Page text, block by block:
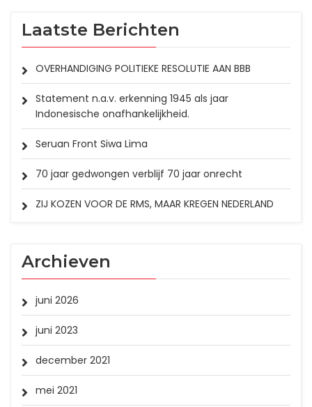
Laatste Berichten
OVERHANDIGING POLITIEKE RESOLUTIE AAN BBB
Statement n.a.v. erkenning 1945 als jaar
Indonesische onafhankelijkheid.
Seruan Front Siwa Lima
70 jaar gedwongen verblijf 70 jaar onrecht
ZIJ KOZEN VOOR DE RMS, MAAR KREGEN NEDERLAND
Archieven
juni 2026
juni 2023
december 2021
mei 2021